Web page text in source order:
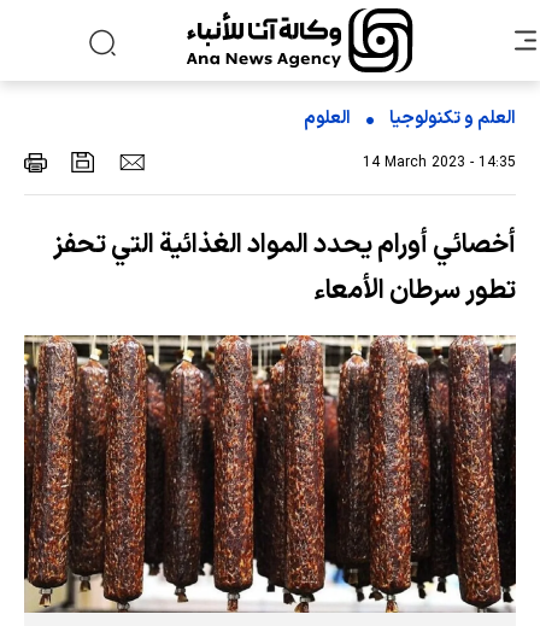
العلم و تکنولوجیا العلوم
14 March 2023 - 14:35
أخصائي أورام يحدد المواد الغذائية التي تحفز
تطور سرطان الأمعاء